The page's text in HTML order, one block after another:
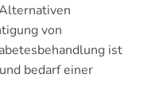
von
ist
bedarf einer